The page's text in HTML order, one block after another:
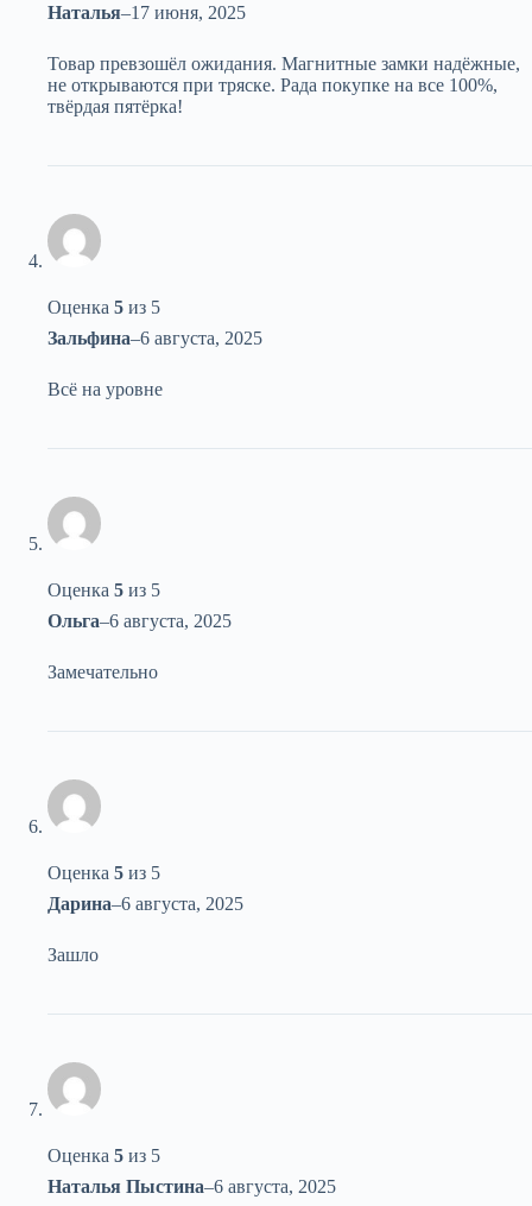
Наталья–17 июня, 2025
Товар превзошёл ожидания. Магнитные замки надёжные,
не открываются при тряске. Рада покупке на все 100%,
твёрдая пятёрка!
Оценка 5 из 5
Зальфина–6 августа, 2025
Всё на уровне
Оценка 5 из 5
Ольга–6 августа, 2025
Замечательно
Оценка 5 из 5
Дарина–6 августа, 2025
Зашло
Оценка 5 из 5
Наталья Пыстина–6 августа, 2025